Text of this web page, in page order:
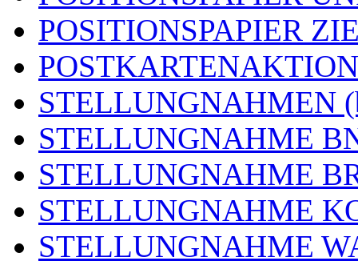
POSITIONSPAPIER
STELLUNGNAHMEN
STELLUNGNAHME
STELLUNGNAHME
STELLUNGNAHME
STELLUNGNAHME